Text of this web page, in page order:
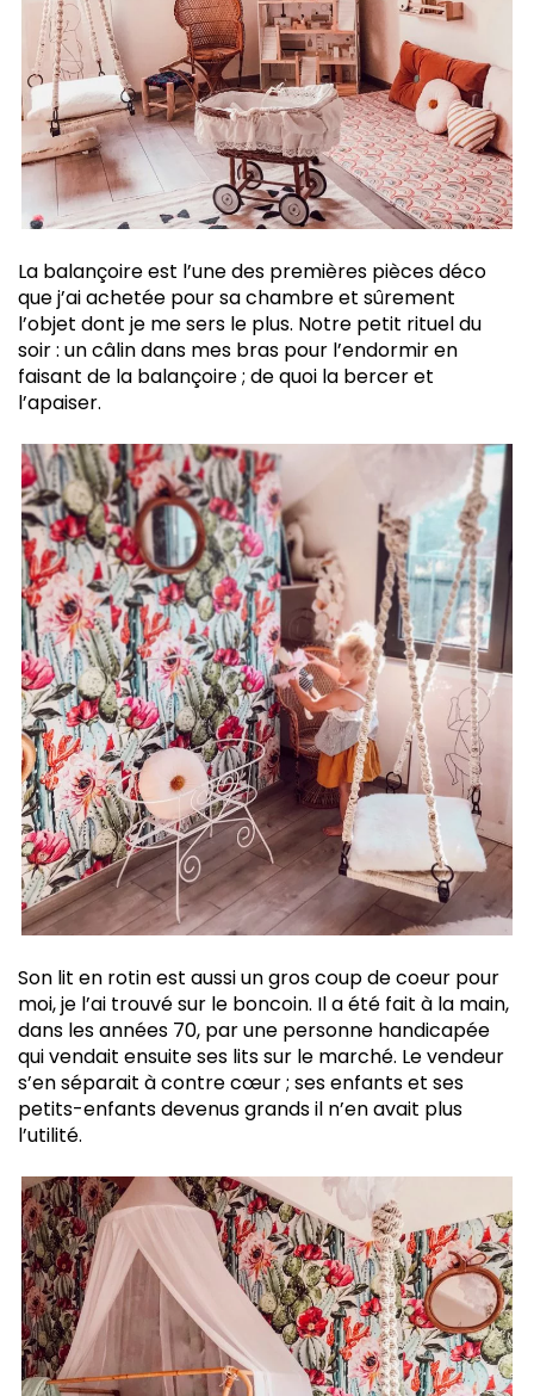
La balançoire est l’une des premières pièces déco
que j’ai achetée pour sa chambre et sûrement
l’objet dont je me sers le plus. Notre petit rituel du
soir : un câlin dans mes bras pour l’endormir en
faisant de la balançoire ; de quoi la bercer et
l’apaiser.
Son lit en rotin est aussi un gros coup de coeur pour
moi, je l’ai trouvé sur le boncoin. Il a été fait à la main,
dans les années 70, par une personne handicapée
qui vendait ensuite ses lits sur le marché. Le vendeur
s’en séparait à contre cœur ; ses enfants et ses
petits-enfants devenus grands il n’en avait plus
l’utilité.